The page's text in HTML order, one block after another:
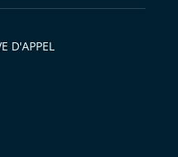
D'APPEL